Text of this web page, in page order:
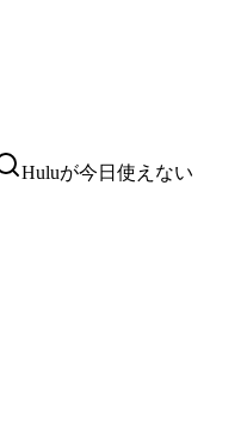
Huluが今日使えない